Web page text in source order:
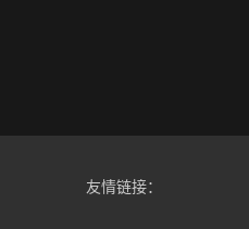
友情链接：